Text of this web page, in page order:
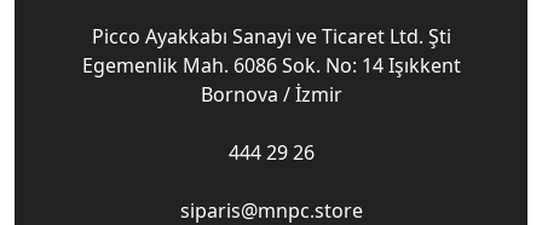
Picco Ayakkabı Sanayi ve Ticaret Ltd. Şti
Egemenlik Mah. 6086 Sok. No: 14 Işıkkent
Bornova / İzmir
444 29 26
siparis@mnpc.store